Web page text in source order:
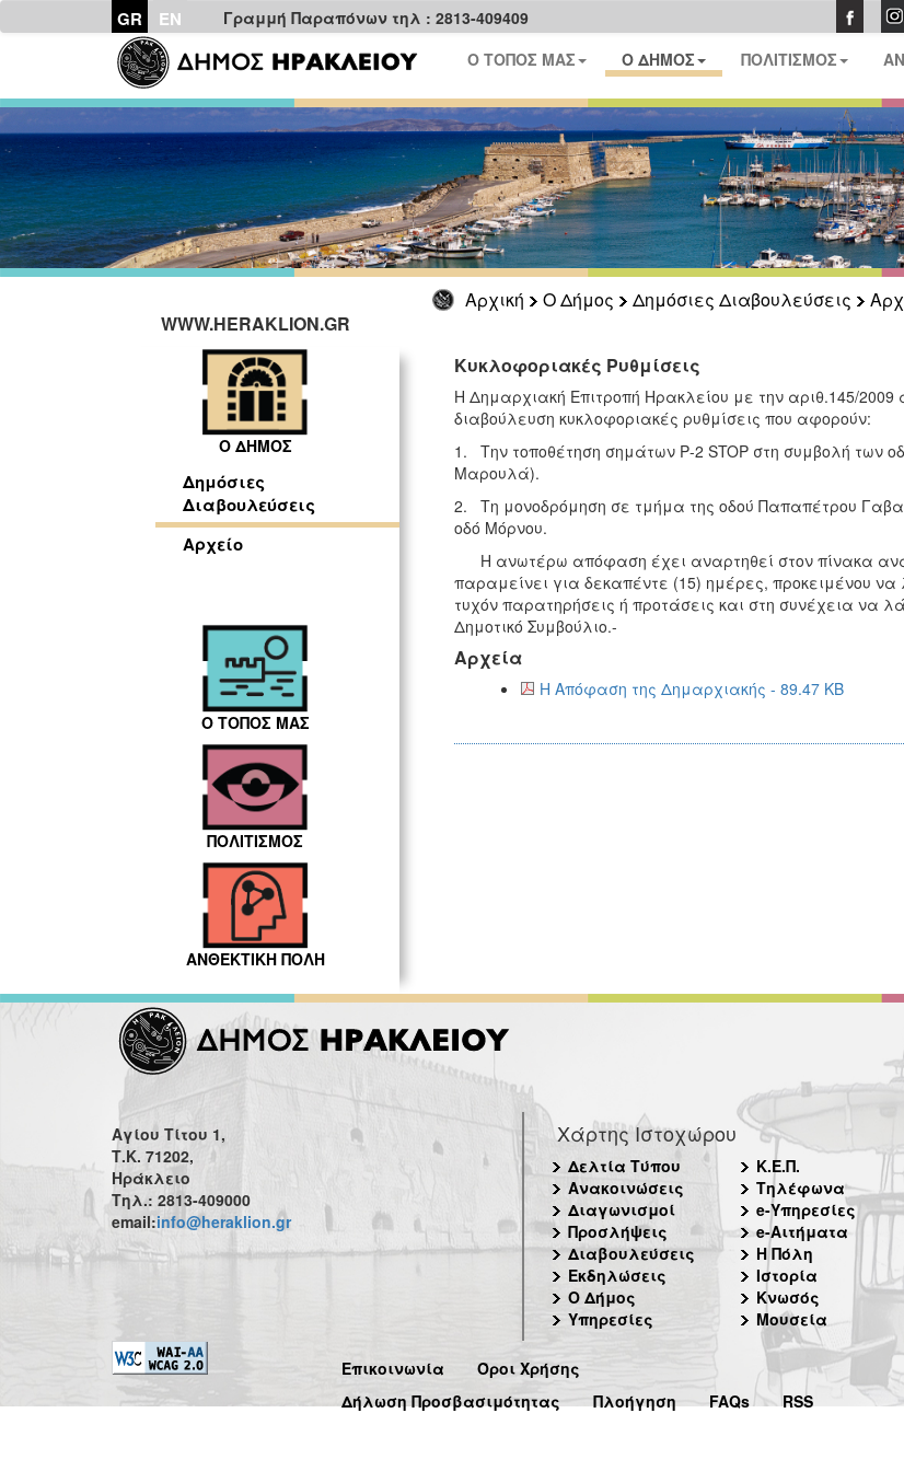
GR EN Γραμμή Παραπόνων τηλ : 2813-409409
Ο ΤΟΠΟΣ ΜΑΣ Ο ΔΗΜΟΣ ΠΟΛΙΤΙΣΜΟΣ
Αρχική Ο Δήμος Δημόσιες Διαβουλεύσεις
WWW.HERAKLION.GR
Ο ΔΗΜΟΣ
Δημόσιες
Διαβουλεύσεις
Αρχείο
Ο ΤΟΠΟΣ ΜΑΣ
ΠΟΛΙΤΙΣΜΟΣ
ΑΝΘΕΚΤΙΚΗ ΠΟΛΗ
Κυκλοφοριακές Ρυθμίσεις
Η Δημαρχιακή Επιτροπή Ηρακλείου με την αριθ.145/
διαβούλευση κυκλοφοριακές ρυθμίσεις που αφορούν:
1. Την τοποθέτηση σημάτων Ρ-2 STOP στη συμβολή των
Μαρουλά).
2. Τη μονοδρόμηση σε τμήμα της οδού Παπαπέτρου
οδό Μόρνου.
H ανωτέρω απόφαση έχει αναρτηθεί στον πίνακα
παραμείνει για δεκαπέντε (15) ημέρες, προκειμένου
τυχόν παρατηρήσεις ή προτάσεις και στη συνέχεια να
Δημοτικό Συμβούλιο.-
Αρχεία
Η Απόφαση της Δημαρχιακής - 89.47 KB
Αγίου Τίτου 1,
Τ.Κ. 71202,
Ηράκλειο
Τηλ.: 2813-409000
email:info@heraklion.gr
Χάρτης Ιστοχώρου
Δελτία Τύπου
Ανακοινώσεις
Διαγωνισμοί
Προσλήψεις
Διαβουλεύσεις
Εκδηλώσεις
Ο Δήμος
Υπηρεσίες
Κ.Ε.Π.
Τηλέφωνα
e-Υπηρεσίες
e-Αιτήματα
Η Πόλη
Ιστορία
Κνωσός
Μουσεία
Επικοινωνία
Όροι Χρήσης
Δήλωση Προσβασιμότητας
Πλοήγηση FAQs RSS